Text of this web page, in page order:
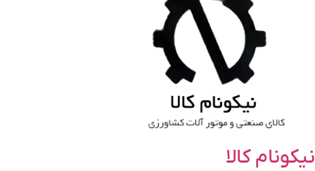
نیکونام کالا